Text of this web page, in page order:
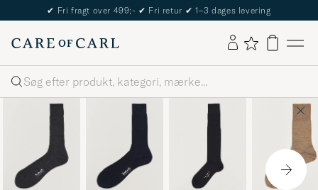
✔ Fri fragt over 499;- ✔ Fri retur ✔ 1–3 dages levering
Søg